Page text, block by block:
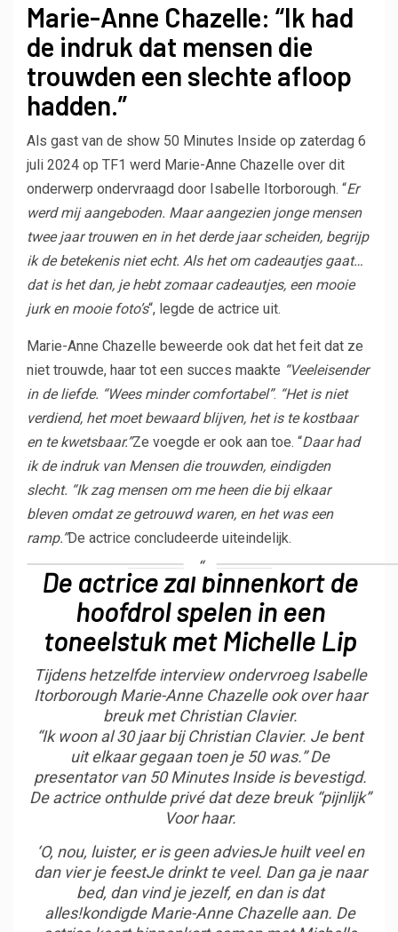
Marie-Anne Chazelle: “Ik had
de indruk dat mensen die
trouwden een slechte afloop
hadden.”
Als gast van de show 50 Minutes Inside op zaterdag 6
juli 2024 op TF1 werd Marie-Anne Chazelle over dit
onderwerp ondervraagd door Isabelle Itorborough. “Er
werd mij aangeboden. Maar aangezien jonge mensen
twee jaar trouwen en in het derde jaar scheiden, begrijp
ik de betekenis niet echt. Als het om cadeautjes gaat…
dat is het dan, je hebt zomaar cadeautjes, een mooie
jurk en mooie foto’s“, legde de actrice uit.
Marie-Anne Chazelle beweerde ook dat het feit dat ze
niet trouwde, haar tot een succes maakte “Veeleisender
in de liefde. “Wees minder comfortabel”. “Het is niet
verdiend, het moet bewaard blijven, het is te kostbaar
en te kwetsbaar.”Ze voegde er ook aan toe. “Daar had
ik de indruk van Mensen die trouwden, eindigden
slecht. “Ik zag mensen om me heen die bij elkaar
bleven omdat ze getrouwd waren, en het was een
ramp.”De actrice concludeerde uiteindelijk.
De actrice zal binnenkort de
hoofdrol spelen in een
toneelstuk met Michelle Lip
Tijdens hetzelfde interview ondervroeg Isabelle
Itorborough Marie-Anne Chazelle ook over haar
breuk met Christian Clavier.
“Ik woon al 30 jaar bij Christian Clavier. Je bent
uit elkaar gegaan toen je 50 was.”De
presentator van 50 Minutes Inside is bevestigd.
De actrice onthulde privé dat deze breuk “pijnlijk”
Voor haar.
‘O, nou, luister, er is geen adviesJe huilt veel en
dan vier je feestJe drinkt te veel. Dan ga je naar
bed, dan vind je jezelf, en dan is dat
alles!kondigde Marie-Anne Chazelle aan. De